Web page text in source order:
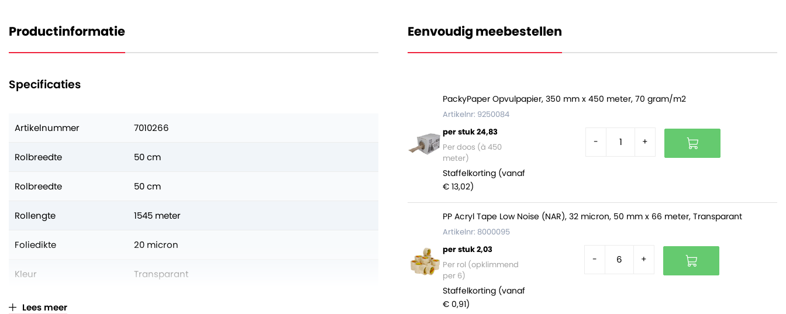
Productinformatie
Specificaties
Artikelnummer 7010266
Rolbreedte 50 cm
Rolbreedte 50 cm
Rollengte 1545 meter
Foliedikte 20 micron
Kleur Transparant
Aantal op volle pallet
Lees meer
Eenvoudig meebestellen
PackyPaper Opvulpapier, 350 mm x 450 meter, 70 gram/m2
Artikelnr: 9250084
per stuk 24,83
Per doos (à 450
meter)
Staffelkorting (vanaf
€ 13,02)
- +
PP Acryl Tape Low Noise (NAR), 32 micron, 50 mm x 66 meter, Transparant
Artikelnr: 8000095
per stuk 2,03
Per rol (opklimmend
per 6)
Staffelkorting (vanaf
€ 0,91)
- +